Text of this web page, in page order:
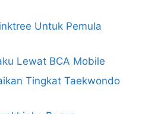
Untuk Pemula
Lewat BCA Mobile
Tingkat Taekwondo